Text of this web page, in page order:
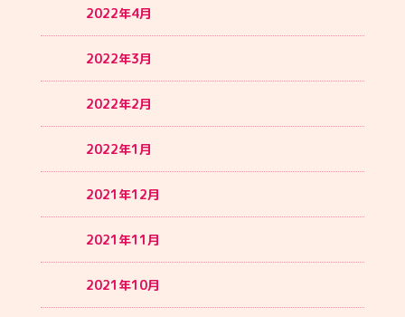
2022年4月
2022年3月
2022年2月
2022年1月
2021年12月
2021年11月
2021年10月